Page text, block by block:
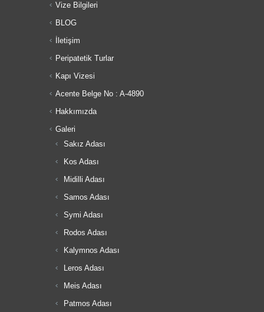
Vize Bilgileri
BLOG
İletişim
Peripatetik Turlar
Kapı Vizesi
Acente Belge No : A-4890
Hakkımızda
Galeri
Sakız Adası
Kos Adası
Midilli Adası
Samos Adası
Symi Adası
Rodos Adası
Kalymnos Adası
Leros Adası
Meis Adası
Patmos Adası